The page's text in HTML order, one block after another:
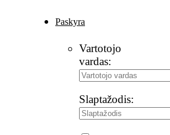
Paskyra
Vartotojo
vardas:
Slaptažodis: